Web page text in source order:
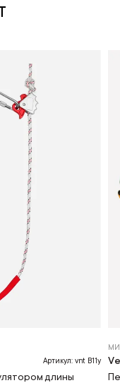
Артикул: vnt B11y
длины